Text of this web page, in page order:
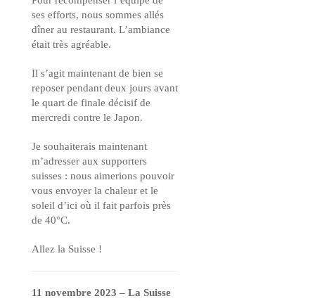
ses efforts, nous sommes allés
dîner au restaurant. L’ambiance
était très agréable.
Il s’agit maintenant de bien se
reposer pendant deux jours avant
le quart de finale décisif de
mercredi contre le Japon.
Je souhaiterais maintenant
m’adresser aux supporters
suisses : nous aimerions pouvoir
vous envoyer la chaleur et le
soleil d’ici où il fait parfois près
de 40°C.
Allez la Suisse !
11 novembre 2023 – La Suisse